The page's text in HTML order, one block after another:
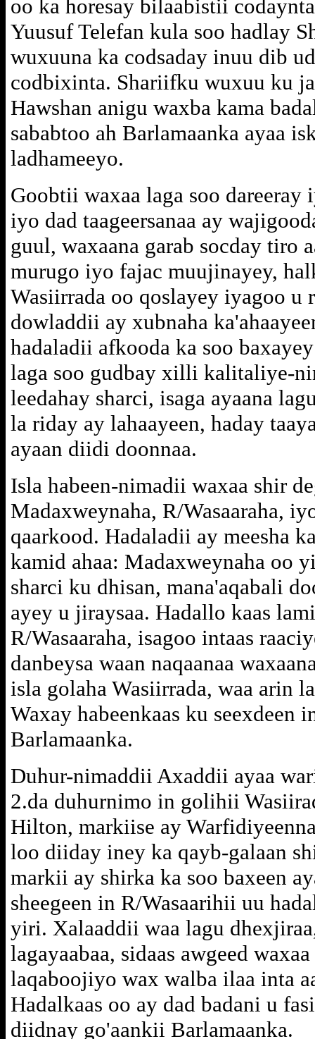
oo ka horesay bilaabistii
Yuusuf Telefan kula soo hadlay
wuxuuna ka codsaday inuu dib
codbixinta. Shariifku wuxuu ku
Hawshan anigu waxba kama
sababtoo ah Barlamaanka ayaa
ladhameeyo.
Goobtii waxaa laga soo dareeray
iyo dad taageersanaa ay
guul, waxaana garab socday tiro
murugo iyo fajac muujinayey,
Wasiirrada oo qoslayey iyagoo u
dowladdii ay xubnaha
hadaladii afkooda ka soo
laga soo gudbay xilli kalitaliye-
leedahay sharci, isaga ayaana
la riday ay lahaayeen, haday
ayaan diidi doonnaa.
Isla habeen-nimadii waxaa shir
Madaxweynaha, R/Wasaaraha,
qaarkood. Hadaladii ay meesha
kamid ahaa: Madaxweynaha oo
sharci ku dhisan, mana'aqabali
ayey u jiraysaa. Hadallo kaas
R/Wasaaraha, isagoo intaas
danbeysa waan naqaanaa
isla golaha Wasiirrada, waa arin
Waxay habeenkaas ku seexdeen
Barlamaanka.
Duhur-nimaddii Axaddii ayaa
2.da duhurnimo in golihii
Hilton, markiise ay
loo diiday iney ka qayb-galaan
markii ay shirka ka soo baxeen
sheegeen in R/Wasaarihii uu
yiri. Xalaaddii waa lagu
lagayaabaa, sidaas awgeed
laqaboojiyo wax walba ilaa inta
Hadalkaas oo ay dad badani u
diidnay go'aankii Barlamaanka.